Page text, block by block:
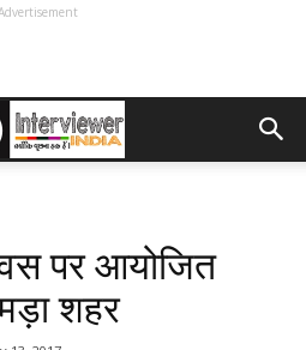
पर आयोजित
शहर